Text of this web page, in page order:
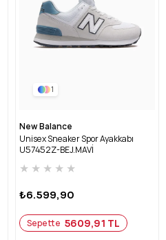
1
New Balance
Unisex Sneaker Spor Ayakkabı
U57452Z-BEJ.MAVİ
★ ★ ★ ★ ★
₺6.599,90
Sepette 5609,91 TL